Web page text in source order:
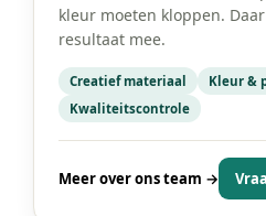
Film, cosplay en stage
afwerking en
Hiermee zijn ze geschikt
grotere producties.
Waarom kiezen
pigmenten?
kleur moeten kloppen.
resultaat mee.
Creatief materiaal
Kleur &
Kwaliteitscontrole
Meer over ons team →